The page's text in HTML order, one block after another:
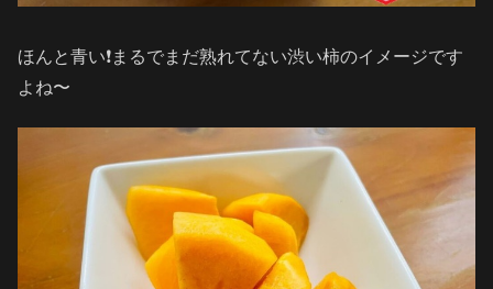
ほんと青い❗️まるでまだ熟れてない渋い柿のイメージです
よね〜